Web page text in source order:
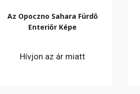
Az Opoczno Sahara Fürdő
Enteriőr Képe
Hívjon az ár miatt